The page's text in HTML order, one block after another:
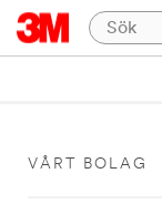
VÅRT BOLAG